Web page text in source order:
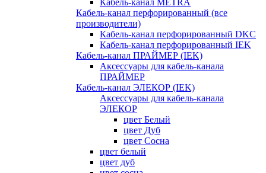
Кабель-канал METRA
Кабель-канал перфорированный (все
производители)
Кабель-канал перфорированный DKC
Кабель-канал перфорированный IEK
Кабель-канал ПРАЙМЕР (IEK)
Аксессуары для кабель-канала
ПРАЙМЕР
Кабель-канал ЭЛЕКОР (IEK)
Аксессуары для кабель-канала
ЭЛЕКОР
цвет Белый
цвет Дуб
цвет Сосна
цвет белый
цвет дуб